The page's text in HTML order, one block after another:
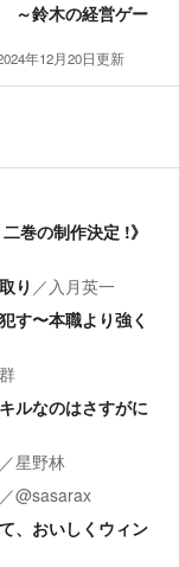
鈴木の経営ゲー
年12月20日更新
巻の制作決定 !》
り ／ 入月英一
す〜本職より強く
ルなのはさすがに
／星野林
／@sasarax
、おいしくウィン